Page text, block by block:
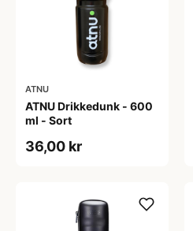
ATNU
ATNU Drikkedunk - 600
ml - Sort
36,00 kr